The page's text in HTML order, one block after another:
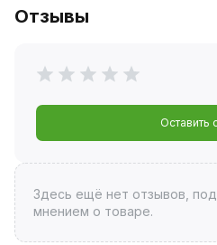
Отзывы
Оставить
Здесь ещё нет отзывов,
мнением о товаре.